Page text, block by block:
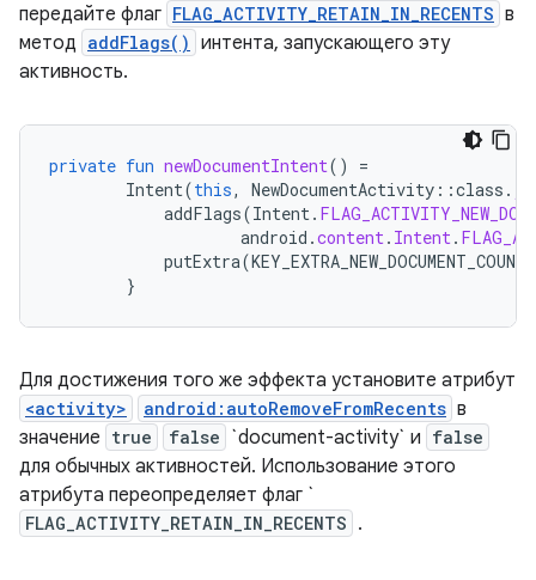
передайте флаг FLAG_ACTIVITY_RETAIN_IN_RECENTS в
метод addFlags() интента, запускающего эту
активность.
private fun newDocumentIntent()
=
Intent(this, NewDocumentActivity ::class .
addFlags(Intent .
android .content . Intent .
putExtra(
}
Для достижения того же эффекта установите атрибут
<activity> android:autoRemoveFromRecents в
значение true false `document-activity` и false
для обычных активностей. Использование этого
атрибута переопределяет флаг `
FLAG_ACTIVITY_RETAIN_IN_RECENTS .